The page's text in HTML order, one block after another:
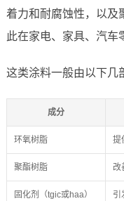
着力和耐腐蚀性，以及
此在家电、家具、汽车
这类涂料一般由以下几
成分
环氧树脂 提
聚酯树脂 改
固化剂（tgic或haa） 引